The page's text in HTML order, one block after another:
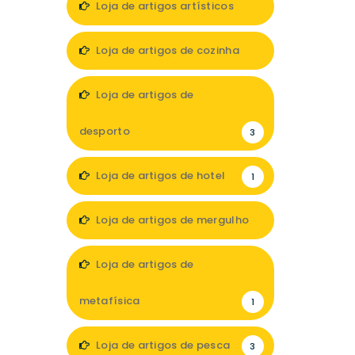
Loja de artigos artísticos
Loja de artigos de cozinha
Loja de artigos de
desporto 3
Loja de artigos de hotel 1
Loja de artigos de mergulho
Loja de artigos de
metafísica 1
Loja de artigos de pesca 3